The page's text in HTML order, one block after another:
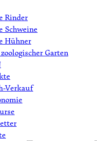
Rinder
Schweine
Hühner
Garten
Verkauf